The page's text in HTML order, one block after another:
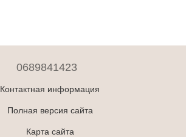
0689841423
Контактная информация
Полная версия сайта
Карта сайта